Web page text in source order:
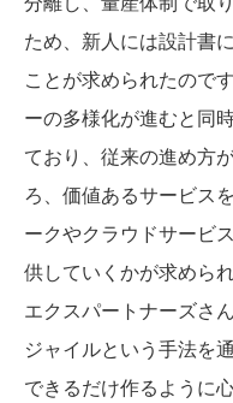
ため、新人には設計書
ことが求められたので
ーの多様化が進むと同
ており、従来の進め方
ろ、価値あるサービス
ークやクラウドサービ
供していくかが求めら
エクスパートナーズさ
ジャイルという手法を
できるだけ作るように